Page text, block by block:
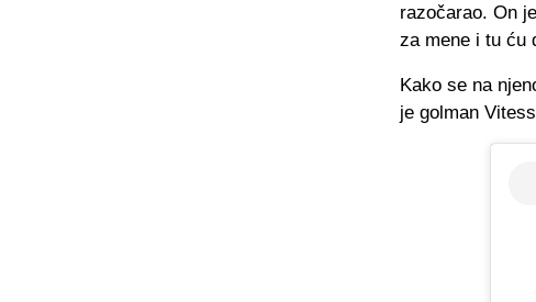
razočarao. On
za mene i tu ću
Kako se na
je golman